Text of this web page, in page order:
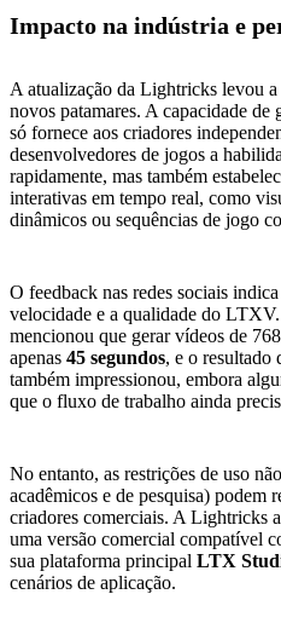
Impacto na indústria e
A atualização da Lightricks levou
novos patamares. A capacidade de
só fornece aos criadores
desenvolvedores de jogos a
rapidamente, mas também
interativas em tempo real, como
dinâmicos ou sequências de jogo
O feedback nas redes sociais
velocidade e a qualidade do
mencionou que gerar vídeos de
apenas 45 segundos, e o resultado
também impressionou, embora
que o fluxo de trabalho ainda
No entanto, as restrições de uso
acadêmicos e de pesquisa) podem
criadores comerciais. A Lightricks
uma versão comercial compatível
sua plataforma principal LTX
cenários de aplicação.